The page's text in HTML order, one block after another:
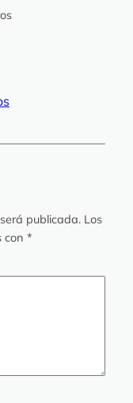
publicada. Los
con *